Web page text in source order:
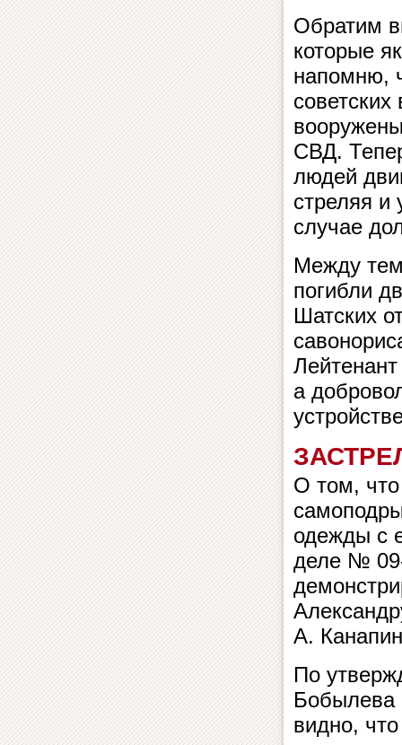
Обратим
которые
напомню,
СВД.
людей
стреляя и
случае
Между тем
погибли
Шатских
а
О том, что
одежды с
деле №
А.
По
Бобылева
видно,